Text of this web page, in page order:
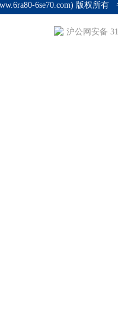
6se70.com) 版权所有
沪公网安备